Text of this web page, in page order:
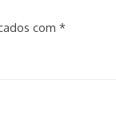
com *